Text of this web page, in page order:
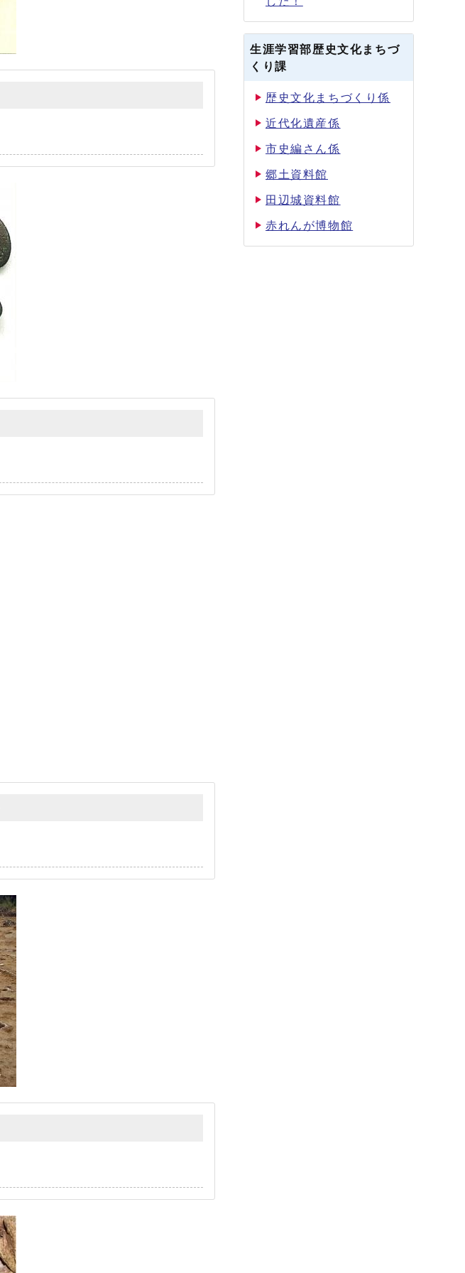
生涯学習部歴史文化まちづ
くり課
歴史文化まちづくり係
近代化遺産係
市史編さん係
郷土資料館
田辺城資料館
赤れんが博物館